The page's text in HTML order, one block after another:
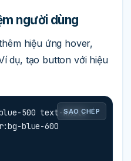
người dùng
hiệu ứng hover,
dụ, tạo button với hiệu
SAO CHÉP
blue-500 text-white
blue-600